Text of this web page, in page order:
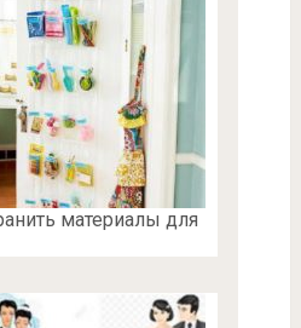
материалы для